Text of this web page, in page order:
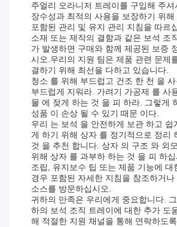
주얼리 오라니저 트레이를 구입해 주
장수성과 최적의 사용을 보장하기 위해
포함된 관리 및 유지 관리 지침을 따르
소재 또는 제작의 결함과 같은 보석 조
가 발생하면 구매와 함께 제공된 보증
시오.우리의 지원 팀은 제품 관련 문제
결하기 위해 최선을 다하고 있습니다.
청소 를 위해 부드럽고 건조 한 천 을
부드럽게 지워라. 가려기 가공제 를 사
물 에 젖게 하는 것 을 피 하라. 그렇게
성품 이 손상 될 수 있기 때문 이다.
우리 는 보석 을 안전하게 보관 하고 쉽
게 하기 위해 상자 를 정기적으로 정리
것 을 추천 합니다. 상자 의 구조 와 외
위해 상자 를 과부하 하는 것 을 피 하
조립, 유지보수 팁 또는 제품 기능에 대
경우 포함된 자세한 지침을 참조하거나
소스를 방문하십시오.
귀하의 만족은 우리에게 중요합니다.
하의 보석 조직 트레이에 대한 추가 도
해 적절한 지원 채널을 통해 연락하도